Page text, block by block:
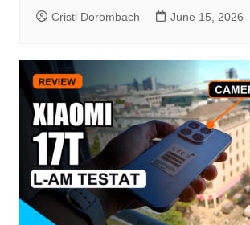
Cristi Dorombach June 15, 2026